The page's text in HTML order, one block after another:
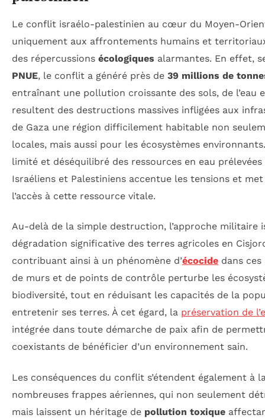
Le conflit israélo-palestinien au cœur du Moyen-
uniquement aux affrontements humains et
des répercussions écologiques alarmantes. En effet,
PNUE, le conflit a généré près de 39 millions de
entraînant une pollution croissante des sols, de l’eau
resultent des destructions massives infligées aux
de Gaza une région difficilement habitable non
locales, mais aussi pour les écosystèmes
limité et déséquilibré des ressources en eau
Israéliens et Palestiniens accentue les tensions et
l’accès à cette ressource vitale.
Au-delà de la simple destruction, l’approche militaire
dégradation significative des terres agricoles en
contribuant ainsi à un phénomène d’écocide dans
de murs et de points de contrôle perturbe les
biodiversité, tout en réduisant les capacités de la
entretenir ses terres. À cet égard, la préservation de
intégrée dans toute démarche de paix afin de
coexistants de bénéficier d’un environnement sain.
Les conséquences du conflit s’étendent également à
nombreuses frappes aériennes, qui non seulement
mais laissent un héritage de pollution toxique